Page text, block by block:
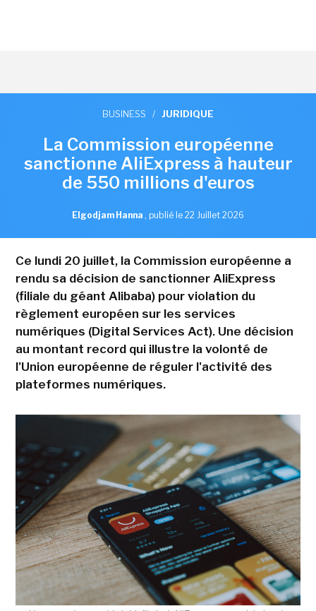
BUSINESS / JURIDIQUE
La Commission européenne
sanctionne AliExpress à hauteur
de 550 millions d'euros
Elgodjam Hanna , publié le 22 Juillet 2026
Ce lundi 20 juillet, la Commission européenne a
rendu sa décision de sanctionner AliExpress
(filiale du géant Alibaba) pour violation du
règlement européen sur les services
numériques (Digital Services Act). Une décision
au montant record qui illustre la volonté de
l'Union européenne de réguler l'activité des
plateformes numériques.